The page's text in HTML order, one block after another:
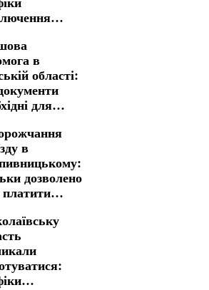
на 7
в
області:
для
в
дозволено
платити